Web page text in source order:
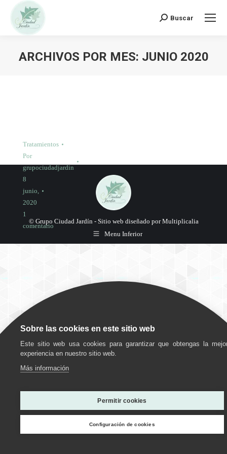
Buscar:
Buscar
ARCHIVOS POR MES: JUNIO 2020
Tratamientos
Por
grupociudadjardin
8
junio,
2020
1
comentario
© Grupo Ciudad Jardín - Sitio web diseñado por Multiplicalia
Menu Inferior
Utilizamos cookies para ofrecerte la mejor experiencia en
Puedes aprender más sobre qué cookies utilizamos o
desactivarlas en losajustes.
Sobre las cookies en este sitio web
Este sitio web usa cookies para garantizar que obtengas la
experiencia en nuestro sitio web.
Más información
Permitir cookies
Configuración de cookies